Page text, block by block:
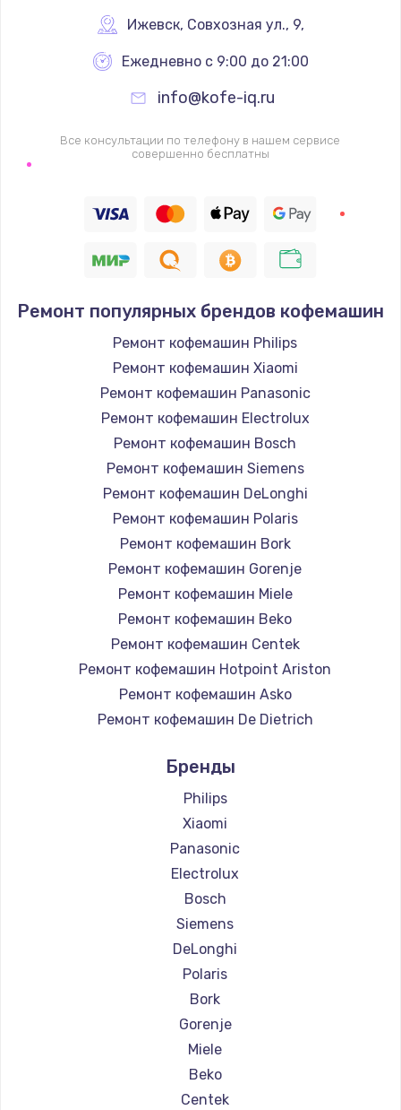
Ижевск, Совхозная ул., 9,
Ежедневно с 9:00 до 21:00
info@kofe-iq.ru
Все консультации по телефону в нашем сервисе
совершенно бесплатны
Ремонт популярных брендов кофемашин
Ремонт кофемашин Philips
Ремонт кофемашин Xiaomi
Ремонт кофемашин Panasonic
Ремонт кофемашин Electrolux
Ремонт кофемашин Bosch
Ремонт кофемашин Siemens
Ремонт кофемашин DeLonghi
Ремонт кофемашин Polaris
Ремонт кофемашин Bork
Ремонт кофемашин Gorenje
Ремонт кофемашин Miele
Ремонт кофемашин Beko
Ремонт кофемашин Centek
Ремонт кофемашин Hotpoint Ariston
Ремонт кофемашин Asko
Ремонт кофемашин De Dietrich
Ремонт кофемашин Ascaso
Ремонт кофемашин Olympia
Ремонт кофемашин Saeco
Ремонт кофемашин La Cimbali
Ремонт кофемашин WMF
Ремонт кофемашин Yamaguchi
Ремонт кофемашин Nivona
Ремонт кофемашин Astoria
Ремонт кофемашин JVC
Ремонт кофемашин Ariston
Ремонт кофемашин Grundig
Ремонт кофемашин ROCKET MOZZAFIATO
Ремонт кофемашин Vivitek
Ремонт кофемашин Thomson
Бренды
Philips
Xiaomi
Panasonic
Electrolux
Bosch
Siemens
DeLonghi
Polaris
Bork
Gorenje
Miele
Beko
Centek